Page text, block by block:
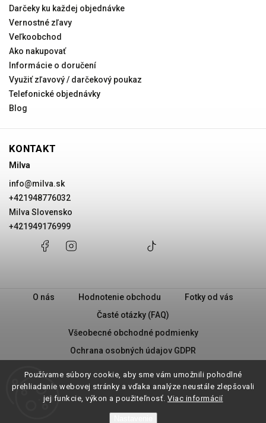
Používame súbory cookie, aby sme vám umožnili pohodlné
prehliadanie webovej stránky a vďaka analýze neustále zlepšovali
jej funkcie, výkon a použiteľnosť. Viac informácií
Darčeky ku každej objednávke
Vernostné zľavy
Veľkoobchod
Ako nakupovať
Informácie o doručení
Využiť zľavový / darčekový poukaz
Telefonické objednávky
Blog
KONTAKT
Milva
info@milva.sk
+421948776032
Milva Slovensko
+421949176999
+421948776032
Facebook
Slovensko
+421949176999
O nás Hodnotenie obchodu
Fotky od vás
Časté otázky (FAQ)
Všeobecné obchodné podmienky
Ochrana osobných údajov GDPR
Vrátenie tovaru